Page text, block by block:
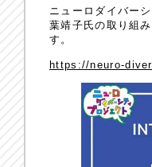
ニューロダイバー
葉靖子氏の取り組
す。
https://neuro-